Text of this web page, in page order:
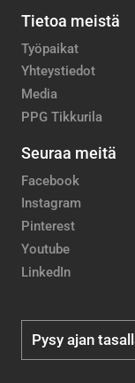
Tietoa meistä
Työpaikat
Yhteystiedot
Media
PPG Tikkurila
Seuraa meitä
Facebook
Instagram
Pinterest
Youtube
LinkedIn
Pysy ajan